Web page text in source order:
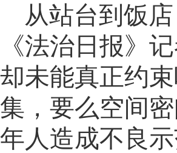
从站台到饭店
《法治日报》
却未能真正约
集 ， 要么空间
年人造成不良示